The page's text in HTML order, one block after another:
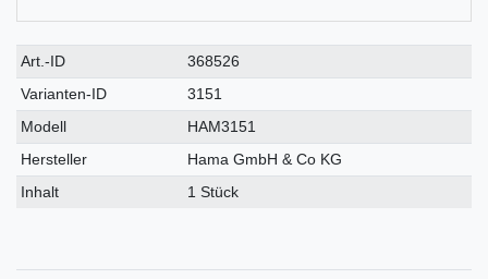
Technisches
Merkmal
Wert
Art.-ID
368526
Varianten-ID
3151
Modell
HAM3151
Hersteller
Hama GmbH & Co KG
Inhalt
1 Stück